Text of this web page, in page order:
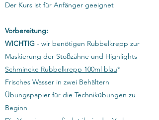
Der Kurs ist für Anfänger geeignet
Vorbereitung:
WICHTIG - wir benötigen Rubbelkrepp zur
Maskierung der Stoßzähne und Highlights
Schmincke Rubbelkrepp 100ml blau*
Frisches Wasser in zwei Behältern
Übungspapier für die Technikübungen zu
Beginn